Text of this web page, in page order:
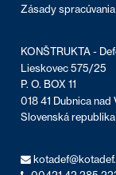
Zásady
KONŠTRUKTA -
Lieskovec 575/25
P. O. BOX 11
018 41 Dubnica nad
Slovenská republika